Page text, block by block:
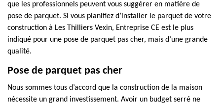
que les professionnels peuvent vous suggérer en matière de
pose de parquet. Si vous planifiez d’installer le parquet de votre
construction à Les Thilliers Vexin, Entreprise CE est le plus
indiqué pour une pose de parquet pas cher, mais d’une grande
qualité.
Pose de parquet pas cher
Nous sommes tous d’accord que la construction de la maison
nécessite un grand investissement. Avoir un budget serré ne